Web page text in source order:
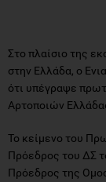
Στο πλαίσιο της
στην Ελλάδα, ο
ότι υπέγραψε
Αρτοποιών
Το κείμενο του
Πρόεδρος του ΔΣ
Πρόεδρος της